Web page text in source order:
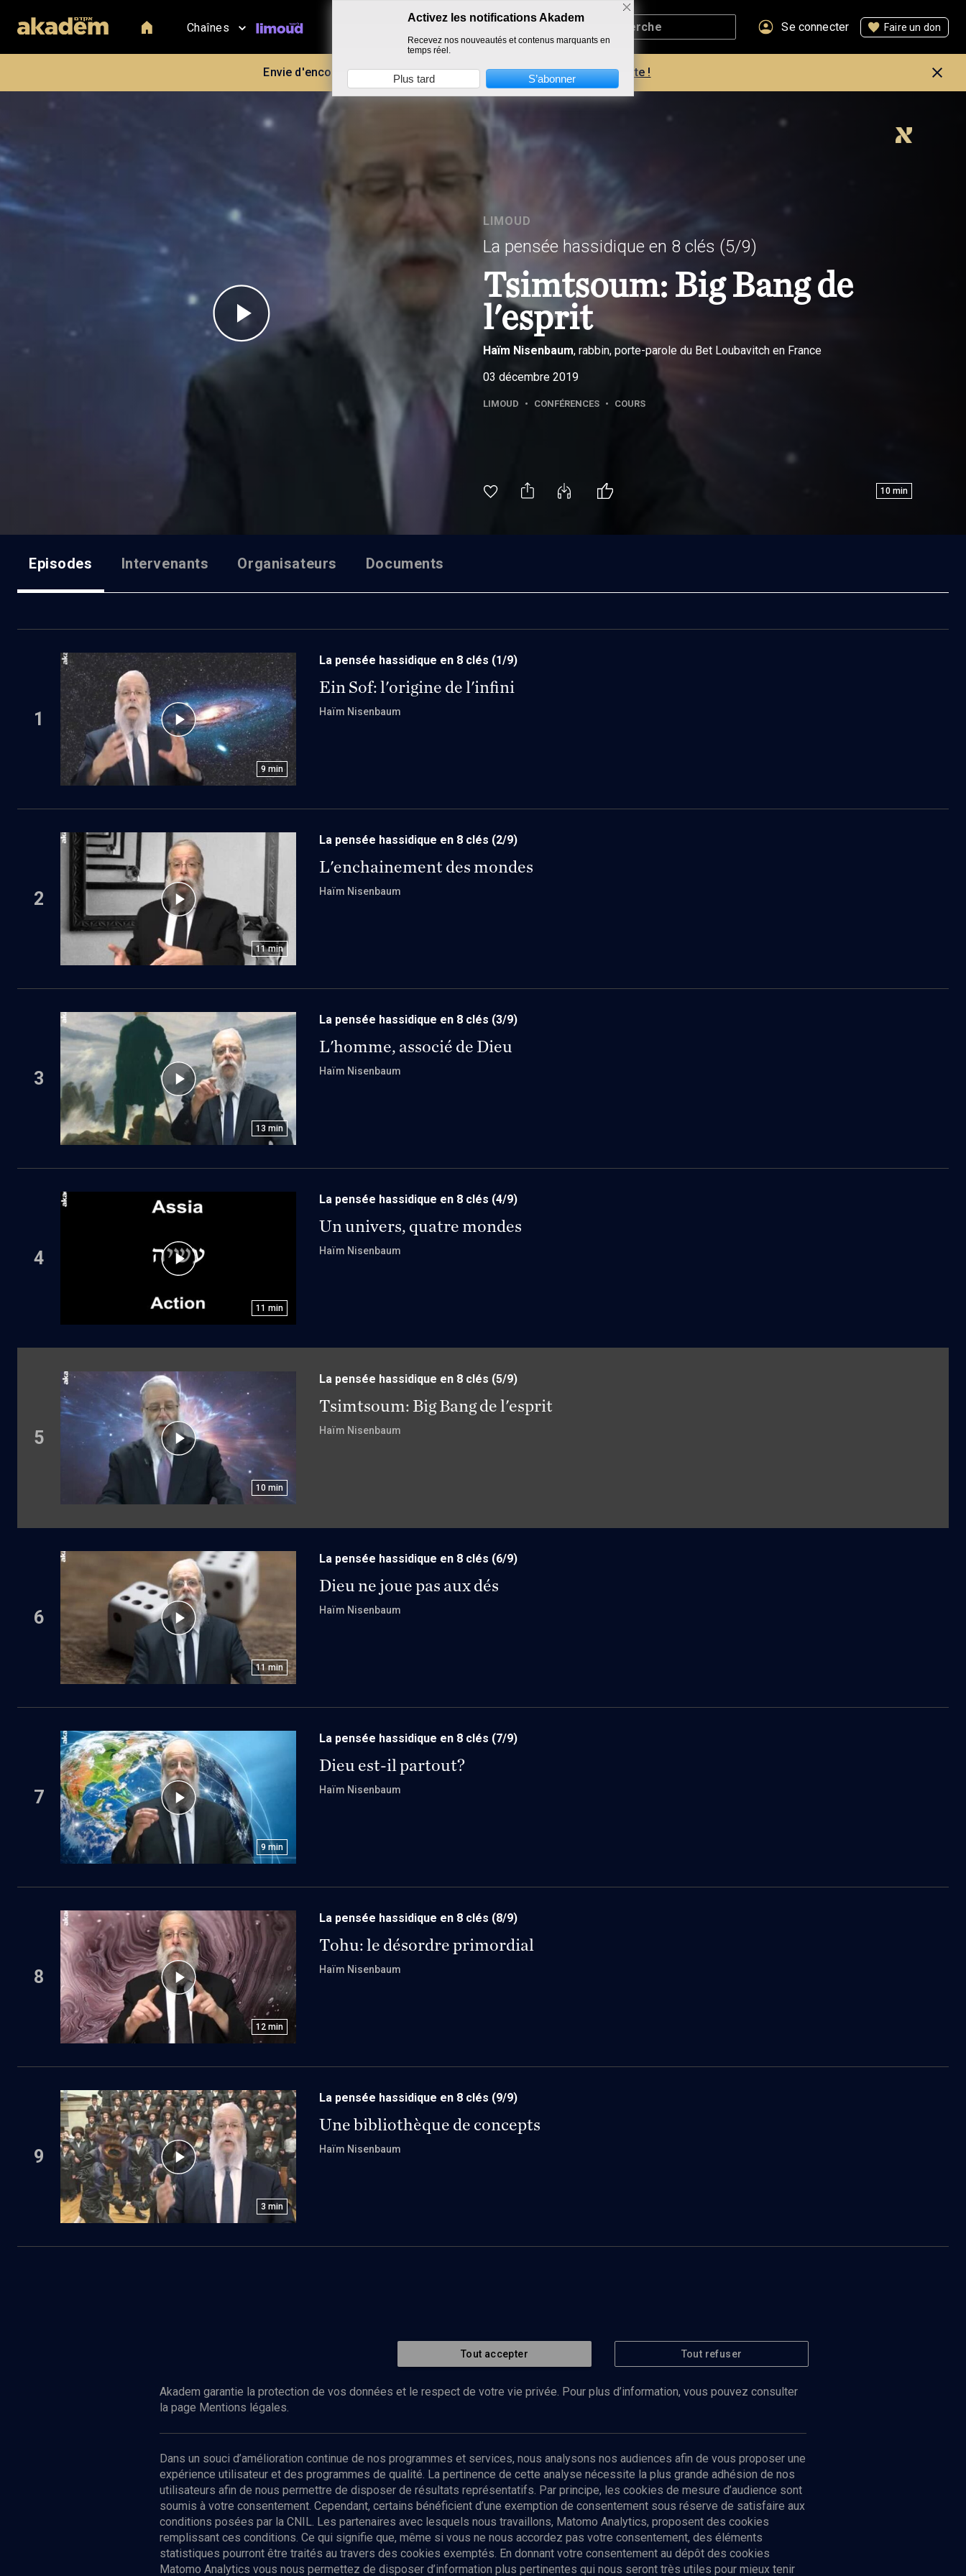
Chaînes Se connecter Faire un don
Envie d'encore plus d'AKADEM ? Découvrez les avantages d'un compte !
LIMOUD
La pensée hassidique en 8 clés (5/9)
Tsimtsoum: Big Bang de
l'esprit
Haïm Nisenbaum, rabbin, porte-parole du Bet Loubavitch en France
03 décembre 2019
LIMOUD • CONFÉRENCES • COURS
10 min
Episodes Intervenants Organisateurs Documents
1
9 min
La pensée hassidique en 8 clés (1/9)
Ein Sof: l'origine de l'infini
Haïm Nisenbaum
2
11 min
La pensée hassidique en 8 clés (2/9)
L'enchainement des mondes
Haïm Nisenbaum
3
13 min
La pensée hassidique en 8 clés (3/9)
L'homme, associé de Dieu
Haïm Nisenbaum
4
11 min
La pensée hassidique en 8 clés (4/9)
Un univers, quatre mondes
Haïm Nisenbaum
5
10 min
La pensée hassidique en 8 clés (5/9)
Tsimtsoum: Big Bang de l'esprit
Haïm Nisenbaum
6
11 min
La pensée hassidique en 8 clés (6/9)
Dieu ne joue pas aux dés
Haïm Nisenbaum
7
9 min
La pensée hassidique en 8 clés (7/9)
Dieu est-il partout?
Haïm Nisenbaum
8
12 min
La pensée hassidique en 8 clés (8/9)
Tohu: le désordre primordial
Haïm Nisenbaum
9
3 min
La pensée hassidique en 8 clés (9/9)
Une bibliothèque de concepts
Haïm Nisenbaum
Abonnez-vous à notre newsletter
Envoyer
Tout accepter Tout refuser
Akadem garantie la protection de vos données et le respect de votre vie privée. Pour plus d’information, vous pouvez consulter
la page Mentions légales.
Dans un souci d’amélioration continue de nos programmes et services, nous analysons nos audiences afin de vous proposer une
expérience utilisateur et des programmes de qualité. La pertinence de cette analyse nécessite la plus grande adhésion de nos
utilisateurs afin de nous permettre de disposer de résultats représentatifs. Par principe, les cookies de mesure d’audience sont
soumis à votre consentement. Cependant, certains bénéficient d’une exemption de consentement sous réserve de satisfaire aux
conditions posées par la CNIL. Les partenaires avec lesquels nous travaillons, Matomo Analytics, proposent des cookies
remplissant ces conditions. Ce qui signifie que, même si vous ne nous accordez pas votre consentement, des éléments
statistiques pourront être traités au travers des cookies exemptés. En donnant votre consentement au dépôt des cookies
Matomo Analytics vous nous permettez de disposer d’information plus pertinentes qui nous seront très utiles pour mieux tenir
Activez les notifications Akadem
Recevez nos nouveautés et contenus marquants en
temps réel.
Plus tard S’abonner